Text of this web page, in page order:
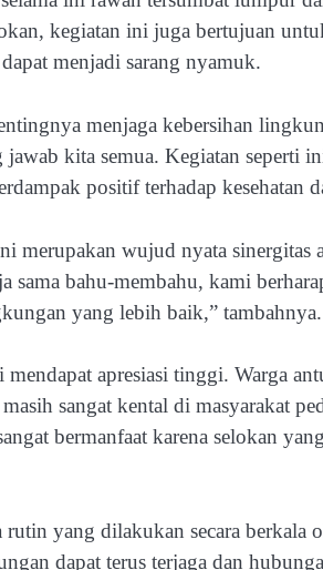
kegiatan ini juga bertujuan
menjadi sarang nyamuk.
menjaga kebersihan
kita semua. Kegiatan seperti
positif terhadap
merupakan wujud nyata
bahu-membahu, kami
yang lebih baik,” tambahnya.
apresiasi tinggi. Warga
sangat kental di masyarakat
bermanfaat karena selokan
yang dilakukan secara berkala
dapat terus terjaga dan